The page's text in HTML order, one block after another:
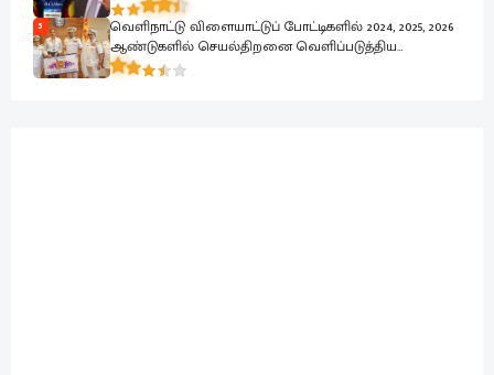
ஹக்கீம்
5
வெளிநாட்டு விளையாட்டுப் போட்டிகளில் 2024, 2025, 2026
ஆண்டுகளில் செயல்திறனை வெளிப்படுத்திய
கடற்படை வீரர்கள் கௌரவிப்பு